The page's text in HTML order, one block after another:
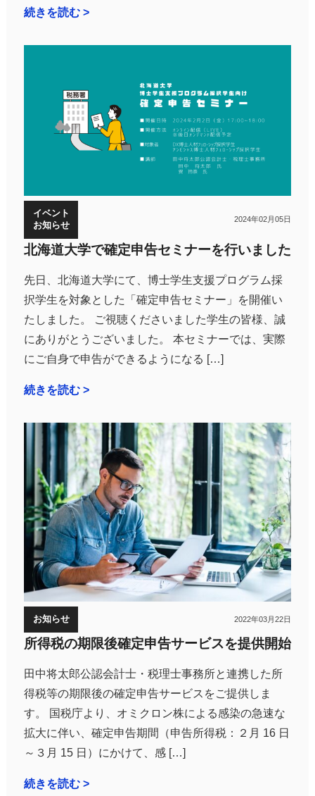
続きを読む >
イベント
お知らせ
2024年02月05日
北海道大学で確定申告セミナーを行いました
先日、北海道大学にて、博士学生支援プログラム採
択学生を対象とした「確定申告セミナー」を開催い
たしました。 ご視聴くださいました学生の皆様、誠
にありがとうございました。 本セミナーでは、実際
にご自身で申告ができるようになる […]
続きを読む >
お知らせ 2022年03月22日
所得税の期限後確定申告サービスを提供開始
田中将太郎公認会計士・税理士事務所と連携した所
得税等の期限後の確定申告サービスをご提供しま
す。 国税庁より、オミクロン株による感染の急速な
拡大に伴い、確定申告期間（申告所得税：２月 16 日
～３月 15 日）にかけて、感 […]
続きを読む >